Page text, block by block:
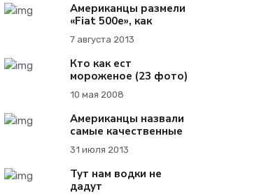
Американцы размели
«Fiat 500e», как
7 августа 2013
Кто как ест
мороженое (23 фото)
10 мая 2008
Американцы назвали
самые качественные
31 июля 2013
Тут нам водки не
дадут